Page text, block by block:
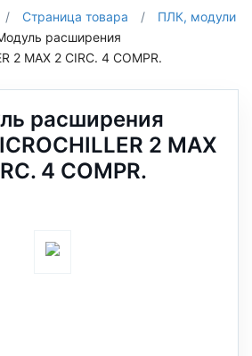
/ Страница товара /
ПЛК, модули
расширения
2 MAX 2 CIRC. 4 COMPR.
расширения
2 MAX
4 COMPR.